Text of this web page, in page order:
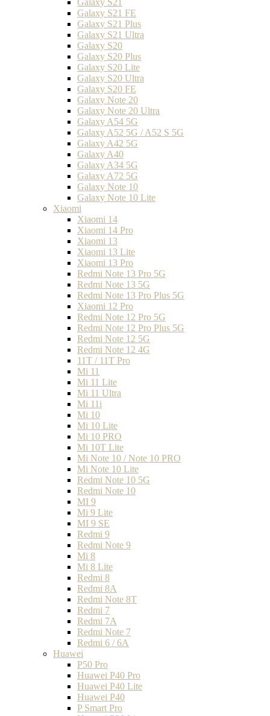
Galaxy S21 FE
Galaxy S21 Plus
Galaxy S21 Ultra
Galaxy S20
Galaxy S20 Plus
Galaxy S20 Lite
Galaxy S20 Ultra
Galaxy S20 FE
Galaxy Note 20
Galaxy Note 20 Ultra
Galaxy A54 5G
Galaxy A52 5G / A52 S 5G
Galaxy A42 5G
Galaxy A40
Galaxy A34 5G
Galaxy A72 5G
Galaxy Note 10
Galaxy Note 10 Lite
Xiaomi
Xiaomi 14
Xiaomi 14 Pro
Xiaomi 13
Xiaomi 13 Lite
Xiaomi 13 Pro
Redmi Note 13 Pro 5G
Redmi Note 13 5G
Redmi Note 13 Pro Plus 5G
Xiaomi 12 Pro
Redmi Note 12 Pro 5G
Redmi Note 12 Pro Plus 5G
Redmi Note 12 5G
Redmi Note 12 4G
11T / 11T Pro
Mi 11
Mi 11 Lite
Mi 11 Ultra
Mi 11i
Mi 10
Mi 10 Lite
Mi 10 PRO
Mi 10T Lite
Mi Note 10 / Note 10 PRO
Mi Note 10 Lite
Redmi Note 10 5G
Redmi Note 10
MI 9
Mi 9 Lite
MI 9 SE
Redmi 9
Redmi Note 9
Mi 8
Mi 8 Lite
Redmi 8
Redmi 8A
Redmi Note 8T
Redmi 7
Redmi 7A
Redmi Note 7
Redmi 6 / 6A
Huawei
P50 Pro
Huawei P40 Pro
Huawei P40 Lite
Huawei P40
P Smart Pro